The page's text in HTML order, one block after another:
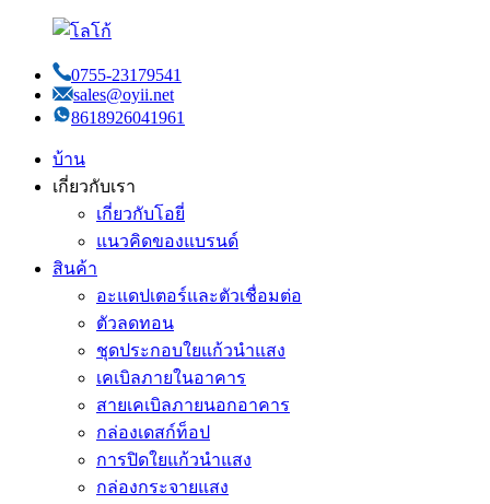
0755-23179541
sales@oyii.net
8618926041961
บ้าน
เกี่ยวกับเรา
เกี่ยวกับโอยี่
แนวคิดของแบรนด์
สินค้า
อะแดปเตอร์และตัวเชื่อมต่อ
ตัวลดทอน
ชุดประกอบใยแก้วนำแสง
เคเบิลภายในอาคาร
สายเคเบิลภายนอกอาคาร
กล่องเดสก์ท็อป
การปิดใยแก้วนำแสง
กล่องกระจายแสง